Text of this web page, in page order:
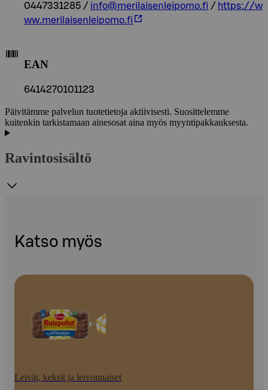
0447331285 / info@merilaisenleipomo.fi / https://w
ww.merilaisenleipomo.fi
EAN
6414270101123
Päivitämme palvelun tuotetietoja aktiivisesti. Suosittelemme
kuitenkin tarkistamaan ainesosat aina myös myyntipakkauksesta.
Ravintosisältö
Katso myös
Leivät, keksit ja leivonnaiset